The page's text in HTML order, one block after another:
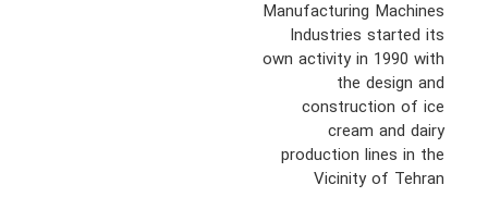
Manufacturing Machines
Industries started its
own activity in 1990 with
the design and
construction of ice
cream and dairy
production lines in the
Vicinity of Tehran